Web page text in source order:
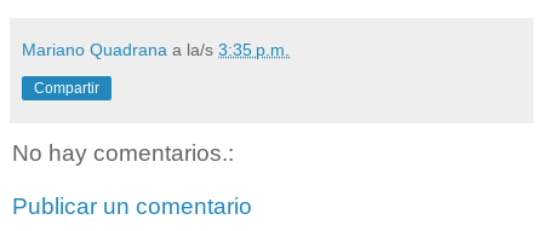
Mariano Quadrana a la/s 3:35 p.m.
Compartir
No hay comentarios.:
Publicar un comentario